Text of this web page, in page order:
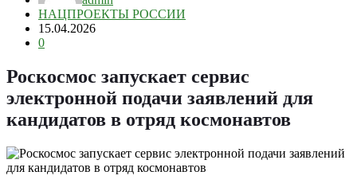
НАЦПРОЕКТЫ РОССИИ
15.04.2026
0
Роскосмос запускает сервис
электронной подачи заявлений для
кандидатов в отряд космонавтов